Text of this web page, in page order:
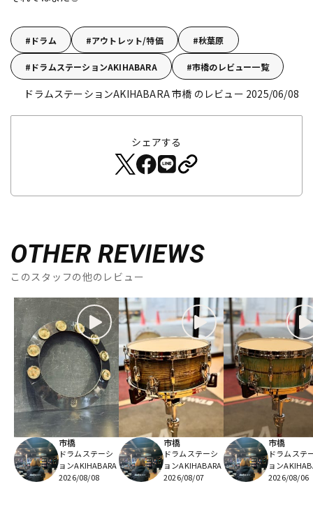
ドラム アウトレット/特価 秋葉原
ドラムステーションAKIHABARA 市橋のレビュー一覧
ドラムステーションAKIHABARA 市橋 のレビュー 2025/06/08
シェアする
OTHER REVIEWS
このスタッフの他のレビュー
市橋
ドラムステーシ
ョンAKIHABARA
2026/08/08
市橋
ドラムステーシ
ョンAKIHABARA
2026/08/07
市橋
ドラムステ
ョン
2026/08/06